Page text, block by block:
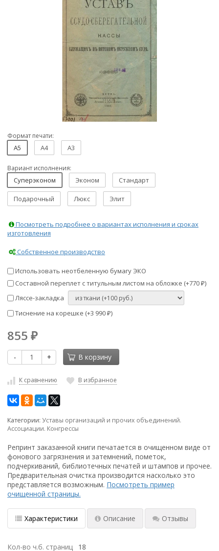
Формат печати:
A5 A4 A3
Вариант исполнения:
Суперэконом Эконом Стандарт
Подарочный Люкс Элит
Посмотреть подробнее о вариантах исполнения и сроках
изготовления
Собственное производство
Использовать неотбеленную бумагу ЭКО
Составной переплет с титульным листом на обложке (+770 ₽)
Ляссе-закладка
Тиснение на корешке (+3 990 ₽)
855 ₽
- + В корзину
К сравнению В избранное
Категории: Уставы организаций и прочих объединений.
Ассоциации. Конгрессы
Репринт заказанной книги печатается в очищенном виде от
фонового загрязнения и затемнений, пометок,
подчеркиваний, библиотечных печатей и штампов и прочее.
Предварительная очистка производится насколько это
представляется возможным. Посмотреть пример
очищенной страницы.
Характеристики Описание Отзывы
Кол-во ч.б. страниц
18